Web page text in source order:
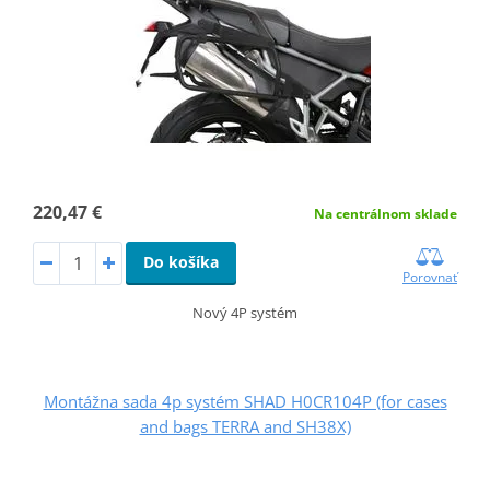
220,47 € Na centrálnom sklade
Do košíka
Porovnať
Nový 4P systém
Montážna sada 4p systém SHAD H0CR104P (for cases
and bags TERRA and SH38X)